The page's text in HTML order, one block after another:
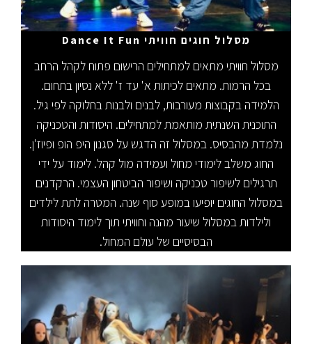
מסלול חוגים חוויתי Dance It Fun
מסלול חוויתי מתאים למתחילים הרישום פתוח לקהל הרחב
בכל הרמות. מתאים לכיתות א' עד ז' ללא נסיון בתחום.
הלמידה בקבוצות מעורבות, לבנים ולבנות בחלוקה לפי גיל.
התוכנית השנתית מותאמת למתחילים. היסודות והטכניקה
נלמדת מהבסיס. במסלול זה הדגש על סגנון היפ הופ ופיוז'ן.
החוג משלב לימודי מחול ועמידה מול קהל. לימוד על ידי
תרגילים לשיפור טכניקה ושיפור הביטחון העצמי. הרקדנים
במסלול החוגים יופיעו במופע סוף שנה. המטרה לתת לילדים
ולילדות במסלול שיעור מהנה וחוויתי תוך לימוד היסודות
הבסיסיים של עולם המחול.